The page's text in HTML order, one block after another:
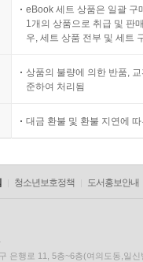
eBook 세트 상품은 일괄 구
1개의 상품으로 취급 및 판
우, 세트 상품 전부 및 세트
상품의 불량에 의한 반품,
준하여 처리됨
대금 환불 및 환불 지연에
청소년보호정책 도서홍보안내
은행로 11, 5층~6층(여의도동,일신